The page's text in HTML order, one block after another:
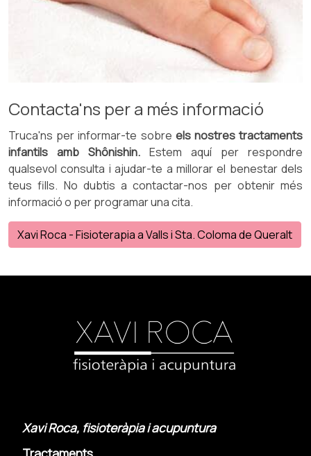
Contacta'ns per a més informació
Truca'ns per informar-te sobre els nostres tractaments
infantils amb Shônishin. Estem aquí per respondre
qualsevol consulta i ajudar-te a millorar el benestar dels
teus fills. No dubtis a contactar-nos per obtenir més
informació o per programar una cita.
Xavi Roca - Fisioterapia a Valls i Sta. Coloma de Queralt
Xavi Roca, fisioteràpia i acupuntura